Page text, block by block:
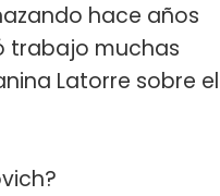
hace años
trabajo muchas
Latorre sobre el